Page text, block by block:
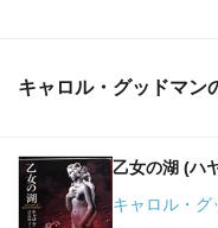
キャロル・グッドマン
乙女の湖 (ハ
キャロル・グ